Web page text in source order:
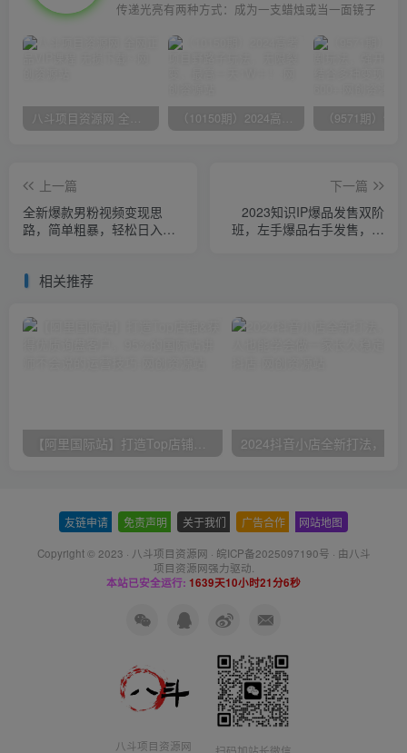
传递光亮有两种方式：成为一支蜡烛或当一面镜子
八斗项目资源网 全网正品VIP课程 无损下载~ （10150期）2024高考项目野路子玩法，无限裂变，最高一天1W＋！
上一篇
全新爆款男粉视频变现思
路，简单粗暴，轻松日入
下一篇
2023知识IP爆品发售双阶
班，左手爆品右手发售，开
相关推荐
【阿里国际站】打造Top店铺&获得优质询盘客户，​95%的国际站讲师不会说的运营技巧
友链申请 免责声明 关于我们 广告合作 网站地图
Copyright © 2023 · 八斗项目资源网 · 皖ICP备2025097190号 · 由八斗
项目资源网强力驱动.
本站已安全运行: 1639天10小时21分7秒
八斗项目资源网 扫码加站长微信